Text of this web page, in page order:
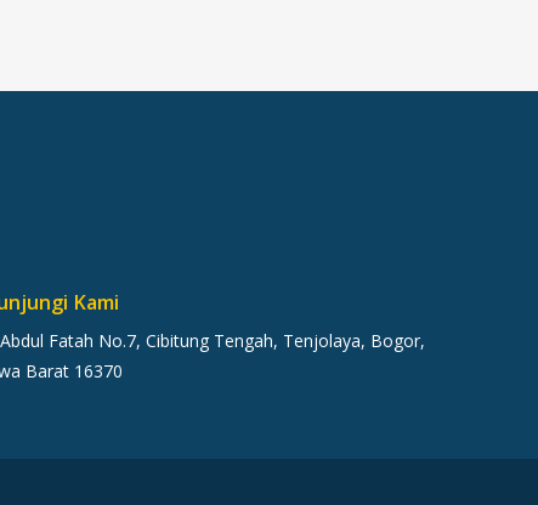
Kami
Abdul Fatah No.7, Cibitung Tengah, Tenjolaya, Bogor,
Barat 16370